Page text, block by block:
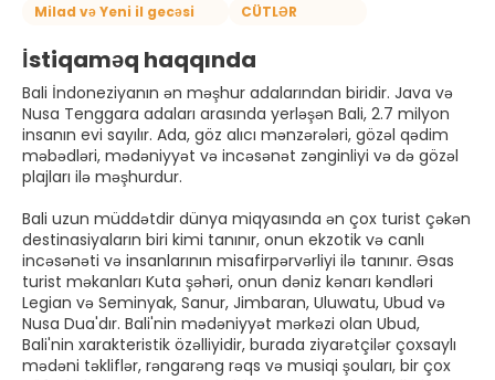
Milad və Yeni il gecəsi
CÜTLƏR
İstiqaməq haqqında
Bali İndoneziyanın ən məşhur adalarından biridir. Java və
Nusa Tenggara adaları arasında yerləşən Bali, 2.7 milyon
insanın evi sayılır. Ada, göz alıcı mənzərələri, gözəl qədim
məbədləri, mədəniyyət və incəsənət zənginliyi və də gözəl
plajları ilə məşhurdur.
Bali uzun müddətdir dünya miqyasında ən çox turist çəkən
destinasiyaların biri kimi tanınır, onun ekzotik və canlı
incəsənəti və insanlarının misafirpərvərliyi ilə tanınır. Əsas
turist məkanları Kuta şəhəri, onun dəniz kənarı kəndləri
Legian və Seminyak, Sanur, Jimbaran, Uluwatu, Ubud və
Nusa Dua'dır. Bali'nin mədəniyyət mərkəzi olan Ubud,
Bali'nin xarakteristik özəlliyidir, burada ziyarətçilər çoxsaylı
mədəni təkliflər, rəngarəng rəqs və musiqi şouları, bir çox